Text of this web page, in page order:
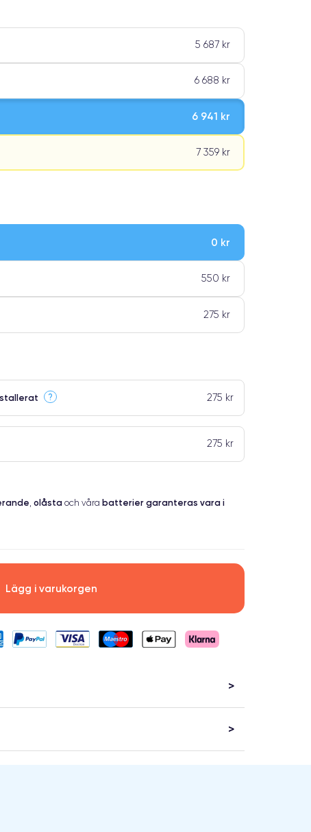
5 687 kr
6 688 kr
6 941 kr
7 359 kr
0 kr
550 kr
275 kr
? 275 kr
275 kr
, olåsta och våra batterier garanteras vara i
Lägg i varukorgen